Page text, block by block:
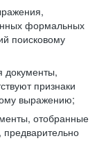
формальных
поисковому
документы,
признаки
выражению;
отобранные